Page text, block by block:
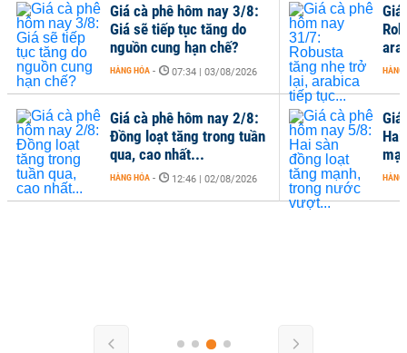
HÀNG
Giá cà phê hôm nay 3/8:
Giá sẽ tiếp tục tăng do
nguồn cung hạn chế?
HÀNG HÓA - 07:34 | 03/08/2026
Giá cà phê hôm nay 2/8:
Đồng loạt tăng trong tuần
qua, cao nhất...
HÀNG HÓA - 12:46 | 02/08/2026
HÀNG